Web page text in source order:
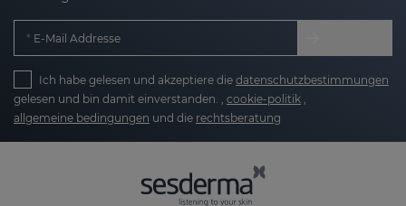
E-Mail Addresse
Ich habe gelesen und akzeptiere die datenschutzbestimmungen
gelesen und bin damit einverstanden. , cookie-politik
allgemeine bedingungen und die rechtsberatung